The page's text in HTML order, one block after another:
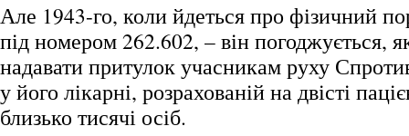
Але 1943-го, коли йдеться про фізичний
під номером 262.602, – він погоджується,
надавати притулок учасникам руху
у його лікарні, розрахованій на двісті
близько тисячі осіб.